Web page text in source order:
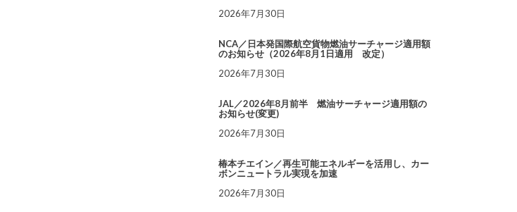
2026年7月30日
NCA／日本発国際航空貨物燃油サーチャージ適用額
のお知らせ（2026年8月1日適用 改定）
2026年7月30日
JAL／2026年8月前半 燃油サーチャージ適用額の
お知らせ(変更)
2026年7月30日
椿本チエイン／再生可能エネルギーを活用し、カー
ボンニュートラル実現を加速
2026年7月30日